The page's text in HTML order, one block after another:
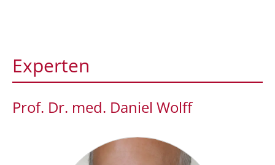
Experten
Prof. Dr. med. Daniel Wolff